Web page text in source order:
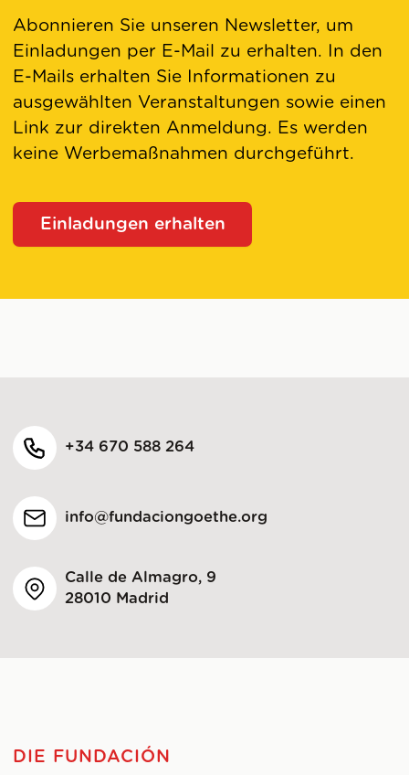
Abonnieren Sie unseren Newsletter, um
Einladungen per E-Mail zu erhalten. In den
E-Mails erhalten Sie Informationen zu
ausgewählten Veranstaltungen sowie einen
Link zur direkten Anmeldung. Es werden
keine Werbemaßnahmen durchgeführt.
Einladungen erhalten
+34 670 588 264
info@fundaciongoethe.org
Calle de Almagro, 9
28010 Madrid
DIE FUNDACIÓN